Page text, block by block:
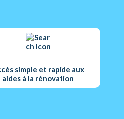
simple et rapide aux
aides à la rénovation